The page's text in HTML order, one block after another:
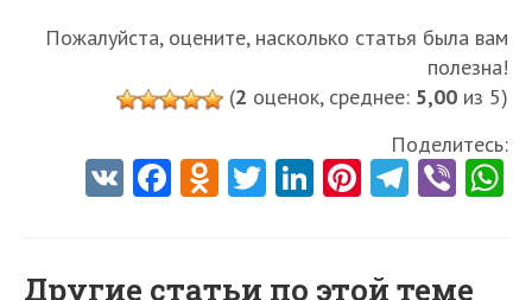
Пожалуйста, оцените, насколько статья была вам
полезна!
(2 оценок, среднее: 5,00 из 5)
Поделитесь:
V Fa O T Li Pi Te Vi
Другие статьи по этой теме